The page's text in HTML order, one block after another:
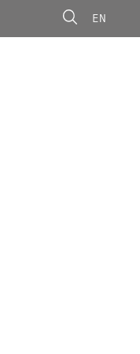
EN